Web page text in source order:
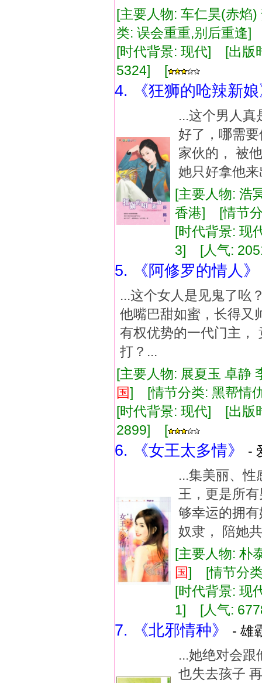
[主要人物: 车仁昊(赤
类: 误会重重,别后重
[时代背景: 现代] [出
5324] [
4. 《狂狮的呛辣新
...这个男人真
好了，哪需
家伙的， 被
她只好拿他
[主要人物: 浩
香港] [情节
[时代背景:
3] [人气:
5. 《阿修罗的情人》
...这个女人是见鬼了吆
他嘴巴甜如蜜，长得又
有权优势的一代门主，
打？...
[主要人物: 展夏玉 卓静
国] [情节分类: 黑帮情
[时代背景: 现代] [出
2899] [
6. 《女王太多情》
-
...集美丽、性
王，更是所
够幸运的拥
奴隶， 陪她
[主要人物: 朴
国] [情节分
[时代背景:
1] [人气:
7. 《北邪情种》
- 雄
...她绝对会跟
也失去孩子